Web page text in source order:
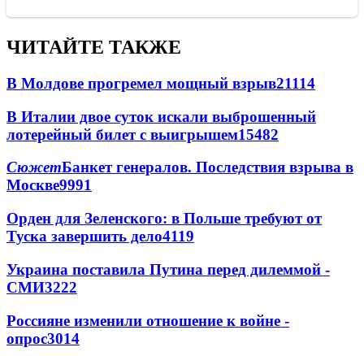
ЧИТАЙТЕ ТАКЖЕ
В Молдове прогремел мощный взрыв21114
В Италии двое суток искали выброшенный
лотерейный билет с выигрышем15482
СюжетБанкет генералов. Последствия взрыва в
Москве9991
Орден для Зеленского: в Польше требуют от
Туска завершить дело4119
Украина поставила Путина перед дилеммой -
СМИ3222
Россияне изменили отношение к войне -
опрос3014